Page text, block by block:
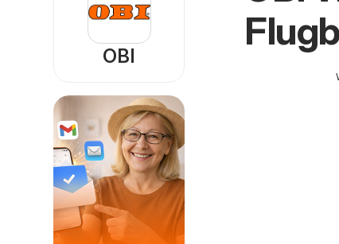
OBI